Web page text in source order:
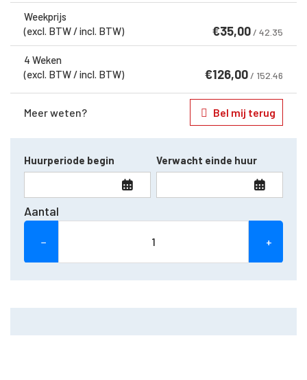
Weekprijs
(excl. BTW / incl. BTW)
€35,00 / 42.35
4 Weken
(excl. BTW / incl. BTW)
€126,00 / 152.46
Meer weten? Bel mij terug
Huurperiode begin Verwacht einde huur
Aantal
− +